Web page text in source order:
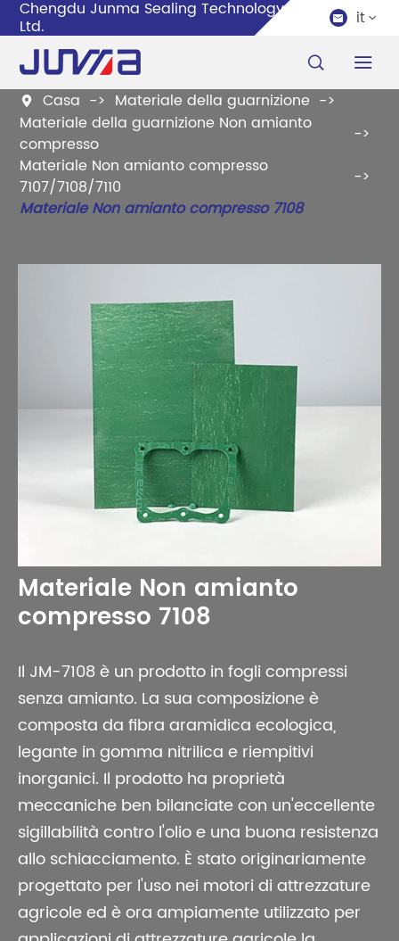
Chengdu Junma Sealing Technology Co.,
Ltd.  it 
 
 Casa
Materiale della guarnizione
Materiale della guarnizione Non amianto
compresso
Materiale Non amianto compresso
7107/7108/7110
Materiale Non amianto compresso 7108
Materiale Non amianto
compresso 7108
Il JM-7108 è un prodotto in fogli compressi
senza amianto. La sua composizione è
composta da fibra aramidica ecologica,
legante in gomma nitrilica e riempitivi
inorganici. Il prodotto ha proprietà
meccaniche ben bilanciate con un'eccellente
sigillabilità contro l'olio e una buona resistenza
allo schiacciamento. È stato originariamente
progettato per l'uso nei motori di attrezzature
agricole ed è ora ampiamente utilizzato per